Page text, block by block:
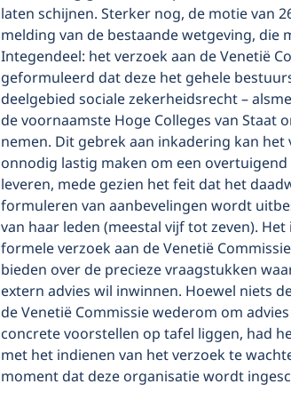
laten schijnen. Sterker nog, de motie van
melding van de bestaande wetgeving, die
Integendeel: het verzoek aan de Venetië
geformuleerd dat deze het gehele
deelgebied sociale zekerheidsrecht –
de voornaamste Hoge Colleges van Staat
nemen. Dit gebrek aan inkadering kan het
onnodig lastig maken om een
leveren, mede gezien het feit dat het
formuleren van aanbevelingen wordt
van haar leden (meestal vijf tot zeven).
formele verzoek aan de Venetië
bieden over de precieze vraagstukken
extern advies wil inwinnen. Hoewel niets
de Venetië Commissie wederom om
concrete voorstellen op tafel liggen, had
met het indienen van het verzoek te
moment dat deze organisatie wordt